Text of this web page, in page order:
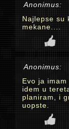
Anonimus:
Najlepse su
mekane....
Anonimus:
Evo ja
idem u
planiram, i
uopste.